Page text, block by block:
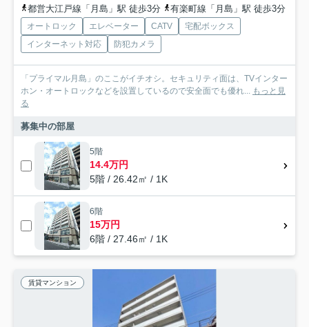
都営大江戸線「月島」駅 徒歩3分
有楽町線「月島」駅 徒歩3分
オートロック エレベーター CATV
宅配ボックス
インターネット対応
防犯カメラ
「プライマル月島」のここがイチオシ。セキュリティ面は、TVインター
ホン・オートロックなどを設置しているので安全面でも優れ... もっと見
る
募集中の部屋
5階
14.4万円
5階 / 26.42㎡ / 1K
6階
15万円
6階 / 27.46㎡ / 1K
賃貸マンション